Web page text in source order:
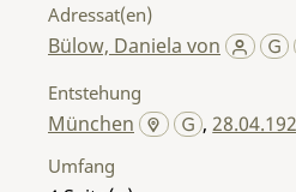
Adressat(en)
Bülow, Daniela von
Entstehung
München ,
Umfang